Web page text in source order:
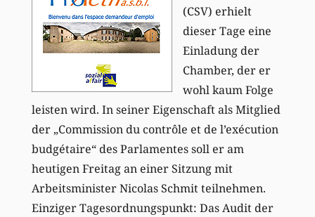
(CSV) erhielt
dieser Tage eine
Einladung der
Chamber, der er
wohl kaum Folge
leisten wird. In seiner Eigenschaft als Mitglied
der „Commission du contrôle et de l’exécution
budgétaire“ des Parlamentes soll er am
heutigen Freitag an einer Sitzung mit
Arbeitsminister Nicolas Schmit teilnehmen.
Einziger Tagesordnungspunkt: Das Audit der